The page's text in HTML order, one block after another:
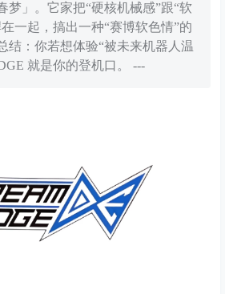
梦」。它家把“硬核机械感”跟“软
一起，搞出一种“赛博软色情”的
结：你若想体验“被未来机器人温
就是你的登机口。 ---